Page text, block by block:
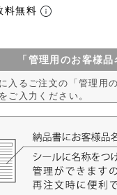
料無料
「管理用のお客様
入るご注文の「管理用
ご入力ください。